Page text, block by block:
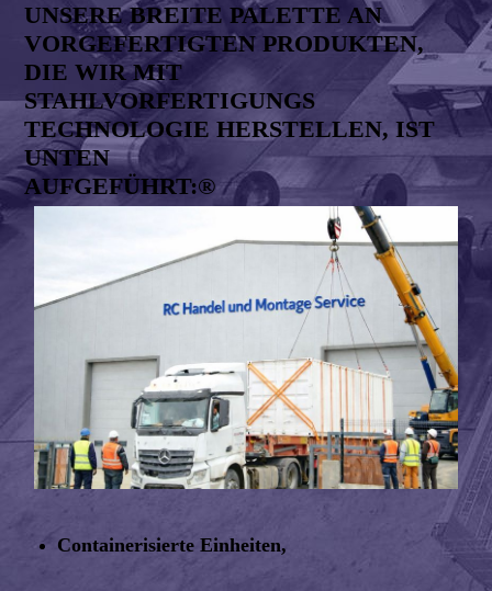
UNSERE BREITE PALETTE AN
VORGEFERTIGTEN PRODUKTEN,
DIE WIR MIT
STAHLVORFERTIGUNGS
TECHNOLOGIE HERSTELLEN, IST
UNTEN
AUFGEFÜHRT:®
Containerisierte Einheiten,